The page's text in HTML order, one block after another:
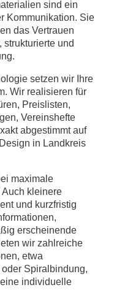
sind ein
Kommunikation. Sie
das Vertrauen
strukturierte und
setzen wir Ihre
Wir realisieren für
Preislisten,
Vereinshefte
abgestimmt auf
in Landkreis
maximale
kleinere
und kurzfristig
erscheinende
wir zahlreiche
etwa
Spiralbindung,
individuelle